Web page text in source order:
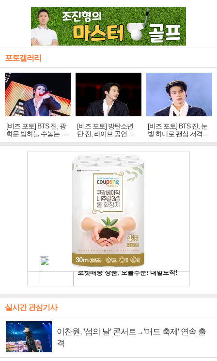
포토갤러리
[비즈 포토] BTS 진, 광
화문 밤하늘 수놓는 '비
주얼 킹'의 열창
[비즈 포토] 방탄소년
단 진, 라이브 공연 중
빛나는 독보적 아우라
[비즈 포토] BTS 진, 눈
빛 하나로 팬심 저격…
독보적 카리스마
실시간 관심기사
이찬원, '섬의 날' 콘서트→'머드 축제' 연속 출
격